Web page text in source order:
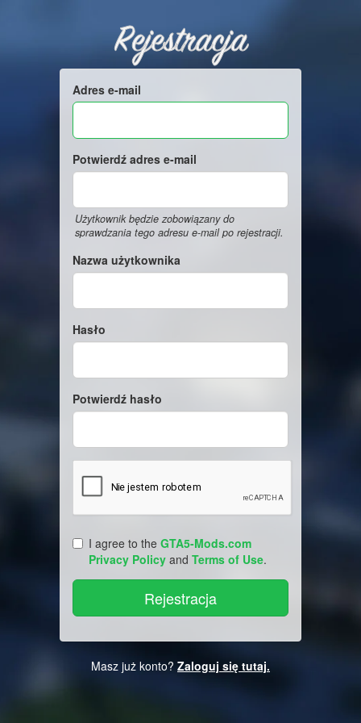
Rejestracja
Adres e-mail
Potwierdź adres e-mail
Użytkownik będzie zobowiązany do
sprawdzania tego adresu e-mail po rejestracji.
Nazwa użytkownika
Hasło
Potwierdź hasło
I agree to the GTA5-Mods.com
Privacy Policy and Terms of Use.
Masz już konto? Zaloguj się tutaj.